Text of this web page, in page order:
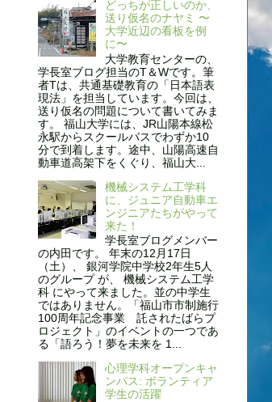
どっちが正しいのか、
送り仮名のナヤミ 〜
大学近辺の看板を例
に〜
大学教育センターの、
学長室ブログ担当のT＆Wです。筆
者Tは、共通基礎教育の「日本語表
現法」を担当しています。今回は、
送り仮名の問題について書いてみま
す。 福山大学には、JR山陽本線松
永駅からスクールバスでわずか10
分で到着します。途中、山陽高速自
動車道高架下をくぐり、福山大...
機械システム工学科
に、ジュニア自動車エ
ンジニアたちがやって
来た！
学長室ブログメンバー
の内田です。 年末の12月17日
（土）、 銀河学院中学校2年生5人
のグループ が、 機械システム工学
科 にやって来ました。並の中学生
ではありません。「福山市市制施行
100周年記念事業 託されたばらプ
ロジェクト」のイベントの一つであ
る「語ろう！夢を未来を 1...
心理学科オープンキャ
ンパス: ボランティア
学生の活躍